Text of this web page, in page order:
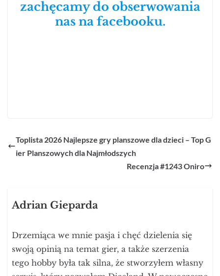
zachęcamy do obserwowania
nas na facebooku.
Toplista 2026 Najlepsze gry planszowe dla dzieci – Top G
ier Planszowych dla Najmłodszych
Recenzja #1243 Oniro
Adrian Gieparda
Drzemiąca we mnie pasja i chęć dzielenia się
swoją opinią na temat gier, a także szerzenia
tego hobby była tak silna, że stworzyłem własny